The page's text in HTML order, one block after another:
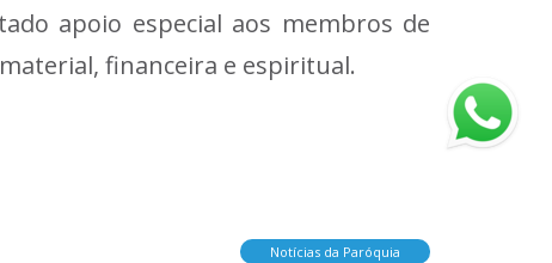
apoio especial aos membros de
financeira e espiritual.
Notícias da Paróquia